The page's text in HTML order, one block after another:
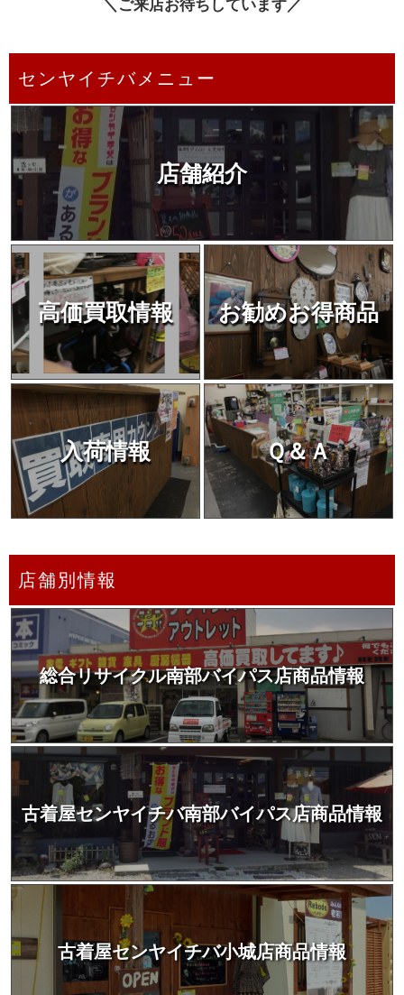
＼ご来店お待ちしています／
センヤイチバメニュー
店舗紹介
高価買取情報 お勧めお得商品
入荷情報 Ｑ＆Ａ
店舗別情報
総合リサイクル南部バイパス店商品情報
古着屋センヤイチバ南部バイパス店商品情報
古着屋センヤイチバ小城店商品情報